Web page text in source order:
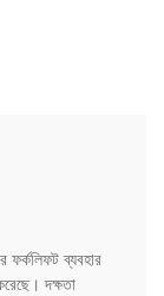
ফর্কলিফট ব্যবহার
দক্ষতা